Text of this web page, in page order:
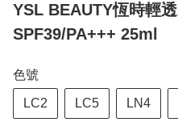
YSL BEAUTY恆時輕
SPF39/PA+++ 25ml
色號
LC2 LC5 LN4